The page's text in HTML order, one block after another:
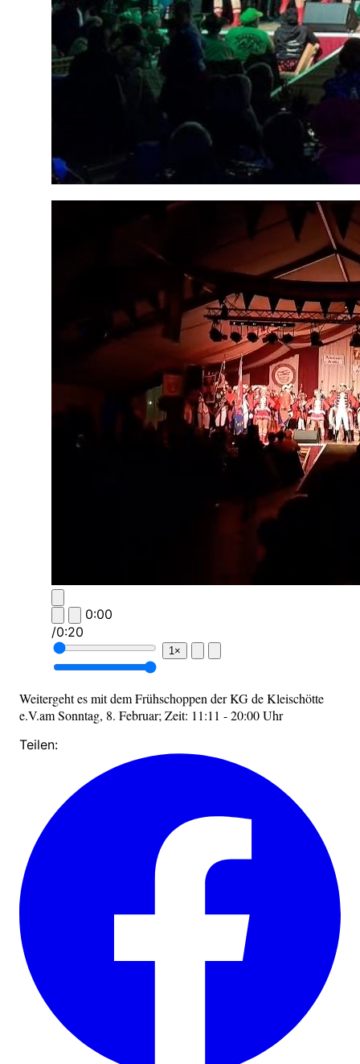
0:00
/0:20
1×
Weitergeht es mit dem Frühschoppen der KG de Kleischötte
e.V.am Sonntag, 8. Februar; Zeit: 11:11 - 20:00 Uhr
Teilen: